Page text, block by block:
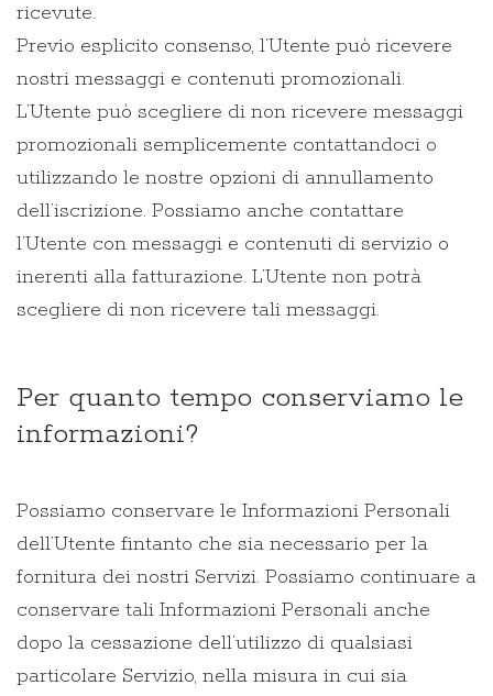
ricevute.
Previo esplicito consenso, l’Utente può ricevere
nostri messaggi e contenuti promozionali.
L’Utente può scegliere di non ricevere messaggi
promozionali semplicemente contattandoci o
utilizzando le nostre opzioni di annullamento
dell’iscrizione. Possiamo anche contattare
l’Utente con messaggi e contenuti di servizio o
inerenti alla fatturazione. L’Utente non potrà
scegliere di non ricevere tali messaggi.
Per quanto tempo conserviamo le
informazioni?
Possiamo conservare le Informazioni Personali
dell’Utente fintanto che sia necessario per la
fornitura dei nostri Servizi. Possiamo continuare a
conservare tali Informazioni Personali anche
dopo la cessazione dell’utilizzo di qualsiasi
particolare Servizio, nella misura in cui sia